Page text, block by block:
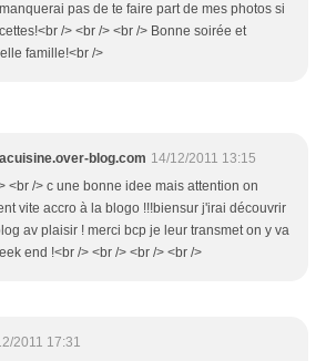
pas de te faire part de mes photos si
/> <br /> <br /> Bonne soirée et
famille!<br />
blog.com 14/12/2011 13:15
<br /> c une bonne idee mais attention on
vite accro à la blogo !!!biensur j'irai découvrir
av plaisir ! merci bcp je leur transmet on y va
end !<br /> <br /> <br /> <br />
2011 17:31